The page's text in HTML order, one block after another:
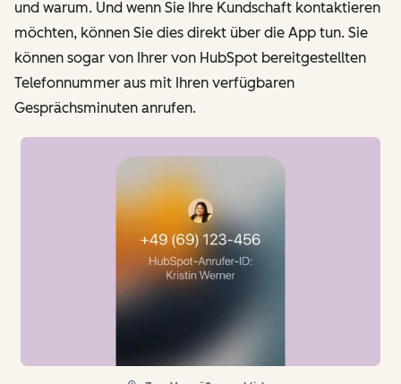
und warum. Und wenn Sie Ihre Kundschaft kontaktieren
möchten, können Sie dies direkt über die App tun. Sie
können sogar von Ihrer von HubSpot bereitgestellten
Telefonnummer aus mit Ihren verfügbaren
Gesprächsminuten anrufen.